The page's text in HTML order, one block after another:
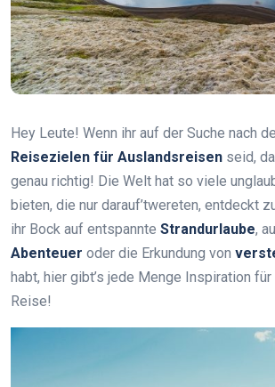
Hey Leute! Wenn ihr auf der Suche nach
Reisezielen für Auslandsreisen seid,
genau richtig! Die Welt hat so viele
bieten, die nur darauf’twereten, entdeckt
ihr Bock auf entspannte Strandurlaube,
Abenteuer oder die Erkundung von
habt, hier gibt’s jede Menge Inspiration
Reise!